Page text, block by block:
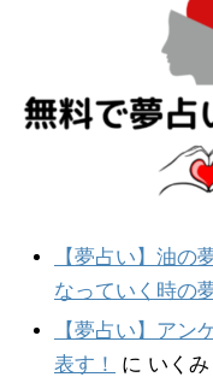
【夢占い】油の
なっていく時の
【夢占い】アン
表す！
に いくみ